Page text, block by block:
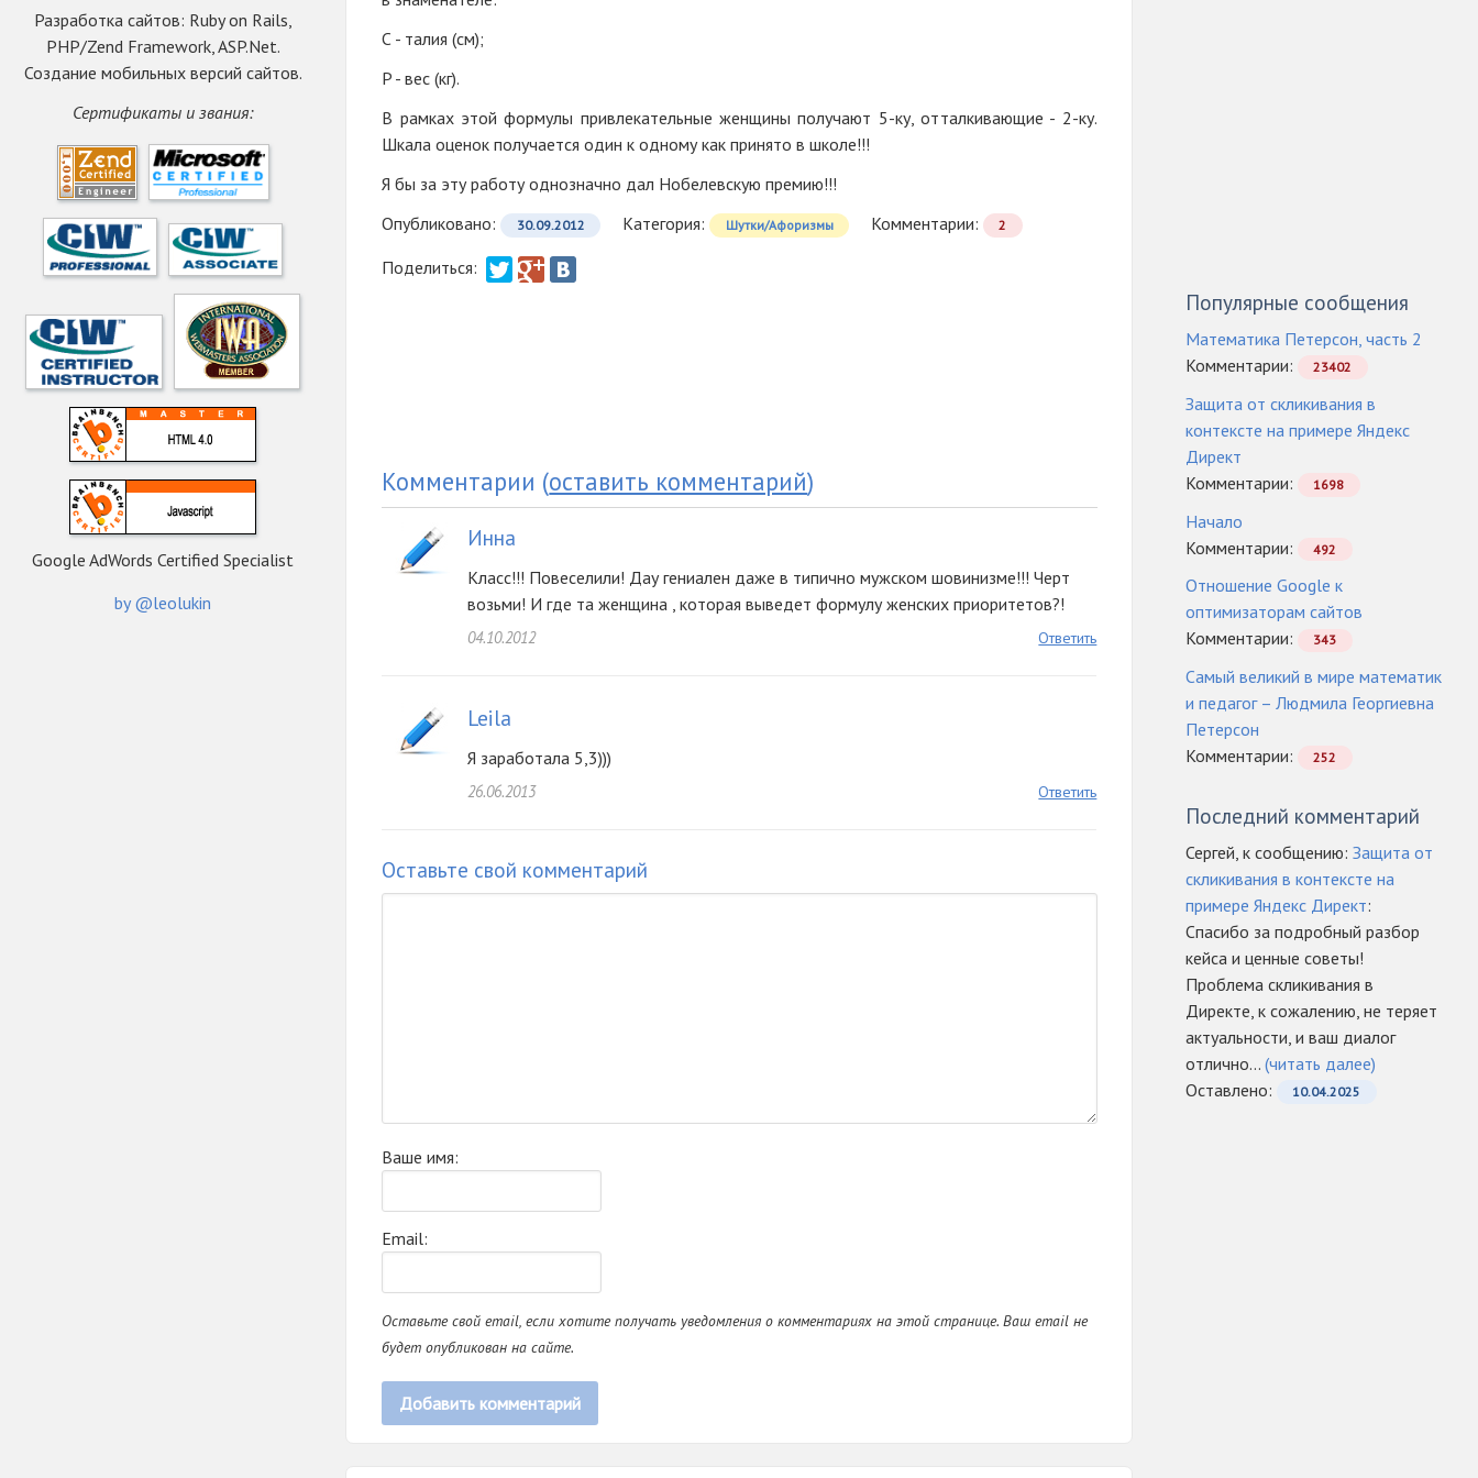
С - талия (см);
P - вес (кг).
В рамках этой формулы привлекательные женщины получают 5-ку, отталкивающие - 2-ку.
Шкала оценок получается один к одному как принято в школе!!!
Я бы за эту работу однозначно дал Нобелевскую премию!!!
Опубликовано:
30.09.2012 Категория: Шутки/Афоризмы Комментарии: 2
Поделиться:
Комментарии (оставить комментарий)
Инна
Класс!!! Повеселили! Дау гениален даже в типично мужском шовинизме!!! Черт
возьми! И где та женщина , которая выведет формулу женских приоритетов?!
Ответить
04.10.2012
Leila
Я заработала 5,3)))
Ответить
26.06.2013
Оставьте свой комментарий
Ваше имя:
Email:
Оставьте свой email, если хотите получать уведомления о комментариях на этой странице. Ваш email не
будет опубликован на сайте.
Разработка сайтов: Ruby on Rails,
PHP/Zend Framework, ASP.Net.
Создание мобильных версий сайтов.
Сертификаты и звания:
Google AdWords Certified Specialist
by @leolukin
Популярные сообщения
Математика Петерсон, часть 2
Комментарии:
23402
Защита от скликивания в
контексте на примере Яндекс
Директ
Комментарии:
1698
Начало
Комментарии:
492
Отношение Google к
оптимизаторам сайтов
Комментарии:
343
Самый великий в мире математик
и педагог – Людмила Георгиевна
Петерсон
Комментарии:
252
Последний комментарий
Сергей, к сообщению: Защита от
скликивания в контексте на
примере Яндекс Директ:
Спасибо за подробный разбор
кейса и ценные советы!
Проблема скликивания в
Директе, к сожалению, не теряет
актуальности, и ваш диалог
отлично...(читать далее)
Оcтавлено:
10.04.2025